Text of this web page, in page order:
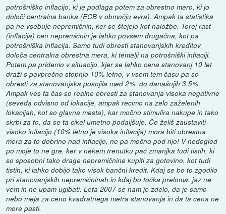
potrošniško inflacijo, ki je podlaga potem za obrestno mero, ki jo
določi centralna banka (ECB v območju evra). Ampak ta statistika
pa ne vsebuje nepremičnin, ker se štejejo kot naložbe. Torej rast
(inflacija) cen nepremičnin je lahko povsem drugačna, kot pa
potrošniška inflacija. Samo tudi obresti stanovanjskih kreditov
določa centralna obrestna mera, ki temelji na potrošniški inflaciji.
Potem pa pridemo v situacijo, kjer se lahko cena stanovanj 10 let
draži s povprečno stopnjo 10% letno, v vsem tem času pa so
obresti za stanovanjska posojila med 2%, do današnjih 3,5%.
Ampak ves ta čas so realne obresti za stanovanja visoka negativne
(seveda odvisno od lokacije, ampak recimo na zelo zaželenih
lokacijah, kot so glavna mesta), kar močno stimulira nakupe in tako
skrbi za to, da se ta cikel umetno podaljšuje. Če želiš zaustaviti
visoko inflacijo (10% letno je visoka inflacija) mora biti obrestna
mera za to dobrino nad inflacijo, ne pa močno pod njo! V nedogled
po moje to ne gre, ker v nekem trenutku pač zmanjka tudi tistih, ki
so sposobni tako drage nepremičnine kupiti za gotovino, kot tudi
tistih, ki lahko dobijo tako visok bančni kredit. Kdaj se bo to zgodilo
pri stanovanjskih nepremičninah in kdaj bo točka preloma, jaz ne
vem in ne upam ugibati. Leta 2007 se nam je zdelo, da je samo
nebo meja za ceno kvadratnega metra stanovanja in da ta cena ne
more pasti.